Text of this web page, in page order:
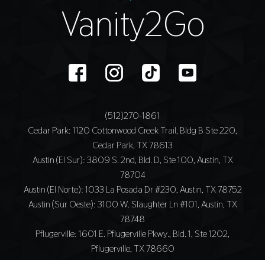
Vanity2Go
(512)270-1861
Cedar Park: 1120 Cottonwood Creek Trail, Bldg B Ste 220,
Cedar Park, TX 78613
Austin (El Sur): 3809 S. 2nd, Bld. D, Ste 100, Austin, TX
78704
Austin (El Norte): 1033 La Posada Dr #230, Austin, TX 78752
Austin (Sur Oeste): 3100 W. Slaughter Ln #101, Austin, TX
78748
Pflugerville: 1601 E. Pflugerville Pkwy., Bld. 1, Ste 1202,
Pflugerville, TX 78660